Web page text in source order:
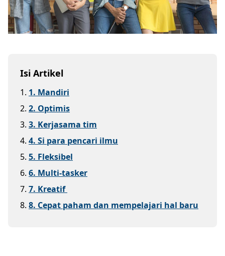
Isi Artikel
1. 1. Mandiri
2. 2. Optimis
3. 3. Kerjasama tim
4. 4. Si para pencari ilmu
5. 5. Fleksibel
6. 6. Multi-tasker
7. 7. Kreatif
8. 8. Cepat paham dan mempelajari hal baru